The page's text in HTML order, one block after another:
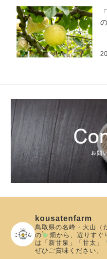
kousatenfarm
鳥取県の名峰・大山（
の
畑から、選りすぐ
は「新甘泉」「甘太」
ぜひご賞味ください。